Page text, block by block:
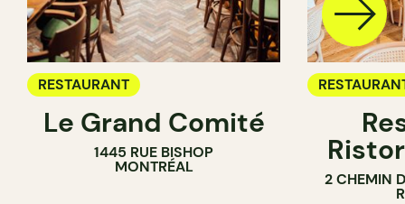
RESTAURANT
Le Grand Comité
1445 RUE BISHOP
MONTRÉAL
2 CHEMIN